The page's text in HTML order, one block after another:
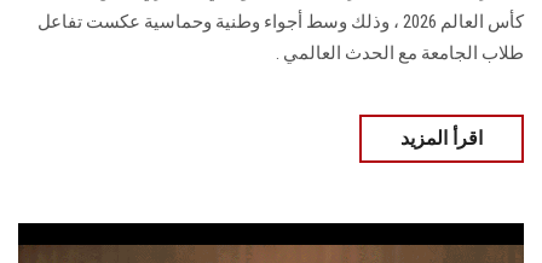
كأس العالم 2026 ، وذلك وسط أجواء وطنية وحماسية عكست تفاعل
طلاب الجامعة مع الحدث العالمي .
اقرأ المزيد